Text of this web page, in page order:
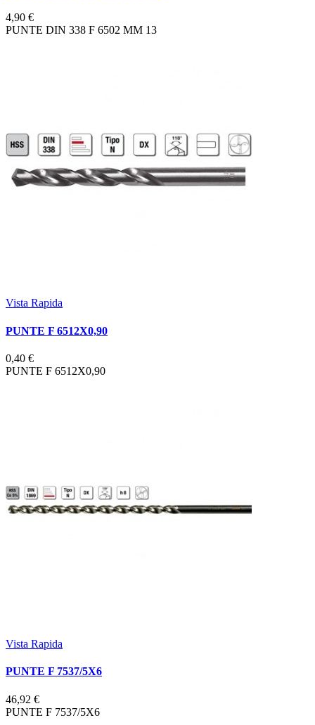
4,90 €
PUNTE DIN 338 F 6502 MM 13
Vista Rapida
PUNTE F 6512X0,90
0,40 €
PUNTE F 6512X0,90
Vista Rapida
PUNTE F 7537/5X6
46,92 €
PUNTE F 7537/5X6